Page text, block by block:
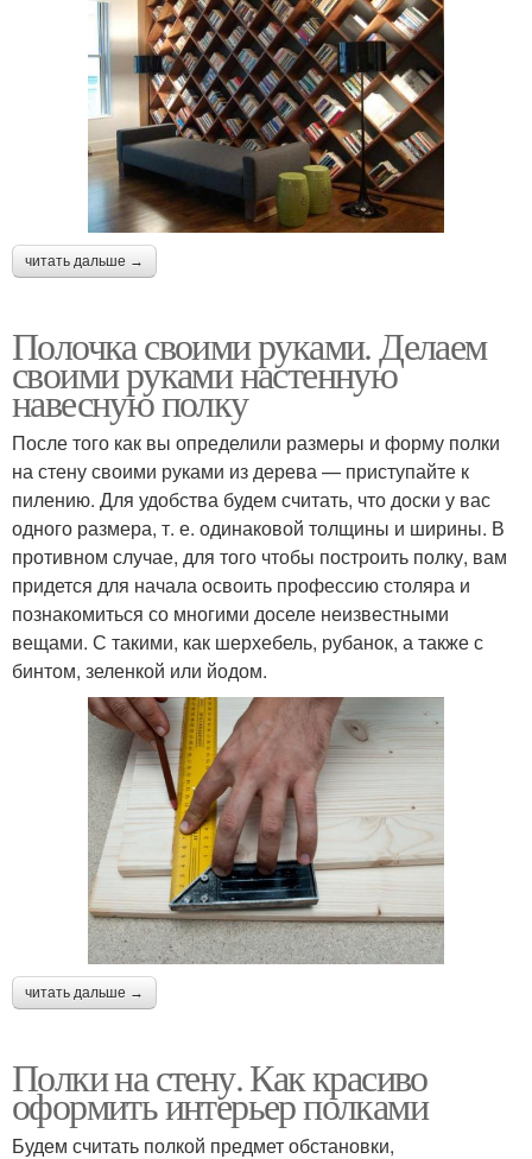
читать дальше →
Полочка своими руками. Делаем
своими руками настенную
навесную полку
После того как вы определили размеры и форму полки
на стену своими руками из дерева — приступайте к
пилению. Для удобства будем считать, что доски у вас
одного размера, т. е. одинаковой толщины и ширины. В
противном случае, для того чтобы построить полку, вам
придется для начала освоить профессию столяра и
познакомиться со многими доселе неизвестными
вещами. С такими, как шерхебель, рубанок, а также с
бинтом, зеленкой или йодом.
читать дальше →
Полки на стену. Как красиво
оформить интерьер полками
Будем считать полкой предмет обстановки,